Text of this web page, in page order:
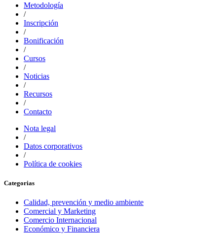
Metodología
/
Inscripción
/
Bonificación
/
Cursos
/
Noticias
/
Recursos
/
Contacto
Nota legal
/
Datos corporativos
/
Política de cookies
Categorias
Calidad, prevención y medio ambiente
Comercial y Marketing
Comercio Internacional
Económico y Financiera